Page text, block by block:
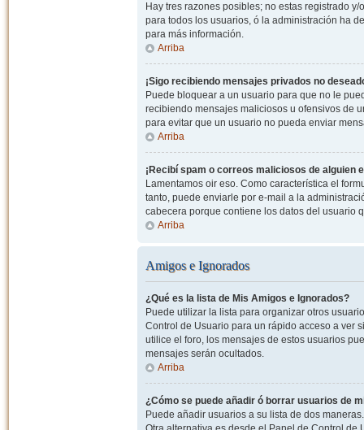
Hay tres razones posibles; no estas registrado
para todos los usuarios, ó la administración ha
para más información.
Arriba
¡Sigo recibiendo mensajes privados no
Puede bloquear a un usuario para que no le
recibiendo mensajes maliciosos u ofensivos de
para evitar que un usuario no pueda enviar
Arriba
¡Recibí spam o correos maliciosos de alguien
Lamentamos oir eso. Como característica el
tanto, puede enviarle por e-mail a la
cabecera porque contiene los datos del usuario
Arriba
Amigos e Ignorados
¿Qué es la lista de Mis Amigos e Ignorados?
Puede utilizar la lista para organizar otros
Control de Usuario para un rápido acceso a ver
utilice el foro, los mensajes de estos usuarios
mensajes serán ocultados.
Arriba
¿Cómo se puede añadir ó borrar usuarios de
Puede añadir usuarios a su lista de dos